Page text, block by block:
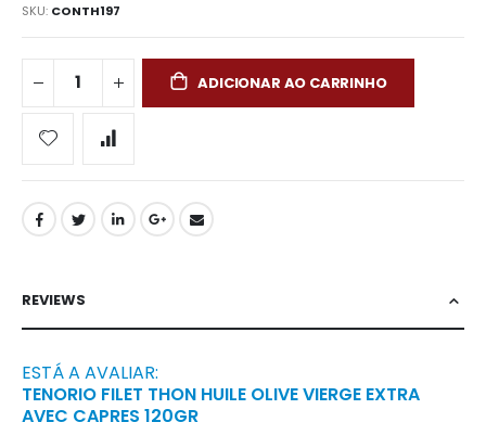
SKU CONTH197
ADICIONAR AO CARRINHO
REVIEWS
ESTÁ A AVALIAR:
TENORIO FILET THON HUILE OLIVE VIERGE EXTRA
AVEC CAPRES 120GR